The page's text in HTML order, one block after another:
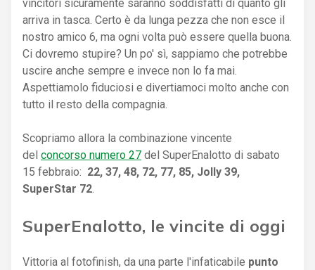
vincitori sicuramente saranno soddisfatti di quanto gli
arriva in tasca. Certo è da lunga pezza che non esce il
nostro amico 6, ma ogni volta può essere quella buona.
Ci dovremo stupire? Un po' sì, sappiamo che potrebbe
uscire anche sempre e invece non lo fa mai.
Aspettiamolo fiduciosi e divertiamoci molto anche con
tutto il resto della compagnia.
Scopriamo allora la combinazione vincente
del concorso numero 27 del SuperEnalotto di sabato
15 febbraio: 22, 37, 48, 72, 77, 85, Jolly 39,
SuperStar 72
SuperEnalotto, le vincite di oggi
Vittoria al fotofinish, da una parte l'infaticabile punto